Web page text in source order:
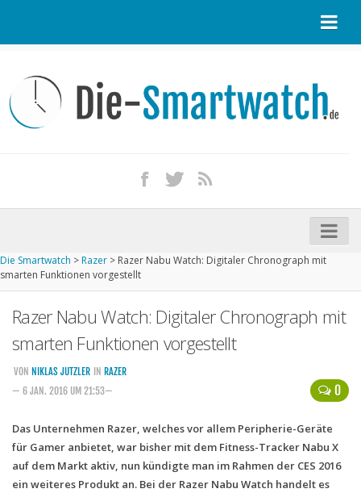
Kontakt / Tipp geben
Impressum
iPhone kaufen
Startseite
Kommende Smartwatches
Handytarife
Smartphonetarife
Datentarife
Die Smartwatch >Razer > Razer Nabu Watch: Digitaler Chronograph mit
smarten Funktionen vorgestellt
Razer Nabu Watch: Digitaler Chronograph mit
smarten Funktionen vorgestellt
0
VON NIKLAS JUTZLER IN RAZER
— 6 JAN. 2016 UM 21:53—
Das Unternehmen Razer, welches vor allem Peripherie-Geräte
für Gamer anbietet, war bisher mit dem Fitness-Tracker Nabu X
auf dem Markt aktiv, nun kündigte man im Rahmen der CES 2016
ein weiteres Produkt an. Bei der Razer Nabu Watch handelt es